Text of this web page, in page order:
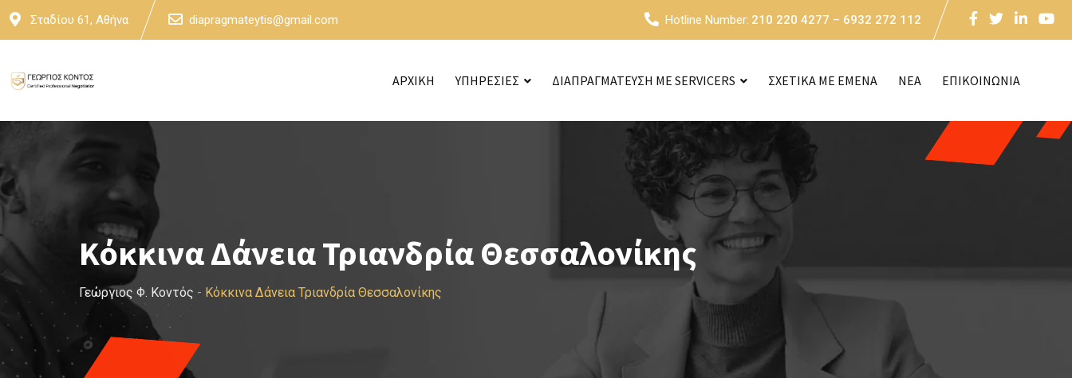
Skip
Σταδίου 61, Αθήνα diapragmateytis@gmail.com Hotline Number: 210 220 4277 – 6932 272 112
ΑΡΧΙΚΗ ΥΠΗΡΕΣΙΕΣ ΔΙΑΠΡΑΓΜΑΤΕΥΣΗ ΜΕ SERVICERS ΣΧΕΤΙΚΑ ΜΕ ΕΜΕΝΑ NEA ΕΠΙΚΟΙΝΩΝΙΑ
Κόκκινα Δάνεια Τριανδρία Θεσσαλονίκης
Γεώργιος Φ. Κοντός - Κόκκινα Δάνεια Τριανδρία Θεσσαλονίκης